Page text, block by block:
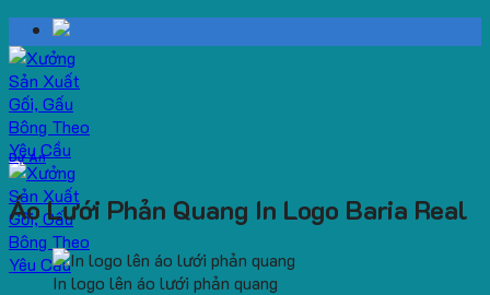
Skip
to
content
Dự Án
Áo Lưới Phản Quang In Logo Baria Real
In logo lên áo lưới phản quang